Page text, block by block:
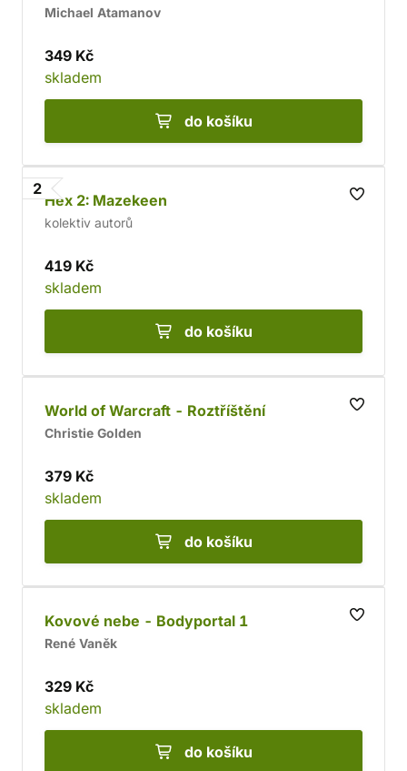
Michael Atamanov
349 Kč
skladem
do košíku
2
Hex 2: Mazekeen
kolektiv autorů
419 Kč
skladem
do košíku
World of Warcraft - Roztříštění
Christie Golden
379 Kč
skladem
do košíku
Kovové nebe - Bodyportal 1
René Vaněk
329 Kč
skladem
do košíku